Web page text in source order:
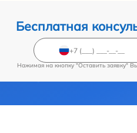
Бесплатная
Нажимая на кнопку "Оставить заявку"